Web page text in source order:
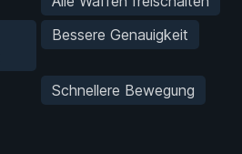
Bessere Genauigkeit
Schnellere Bewegung